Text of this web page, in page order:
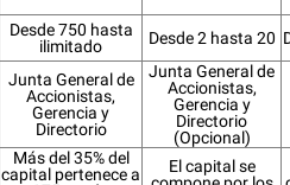
Desde 750 hasta
ilimitado
Desde 2 hasta 20
Junta General de
Accionistas,
Gerencia y
Directorio
Junta General de
Accionistas,
Gerencia y
Directorio
(Opcional)
Más del 35% del
capital pertenece a
El capital se